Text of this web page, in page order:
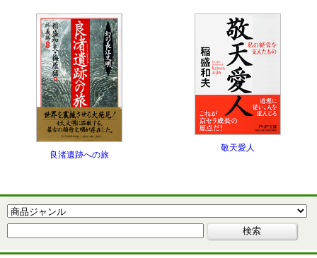
良渚遺跡への旅
敬天愛人